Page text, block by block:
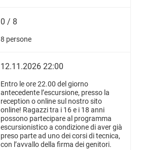
0 / 8
8 persone
12.11.2026 22:00
Entro le ore 22.00 del giorno
antecedente l’escursione, presso la
reception o online sul nostro sito
online! Ragazzi tra i 16 e i 18 anni
possono partecipare al programma
escursionistico a condizione di aver già
preso parte ad uno dei corsi di tecnica,
con l’avvallo della firma dei genitori.